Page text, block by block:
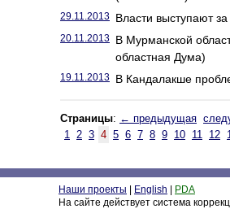
29.11.2013 Власти выступают
20.11.2013 В Мурманской
областная Дума)
19.11.2013 В Кандалакше
Страницы: ← предыдущая
1 2 3 4 5 6 7 8 9 10 11 12
Наши проекты English
PDA
На сайте действует система